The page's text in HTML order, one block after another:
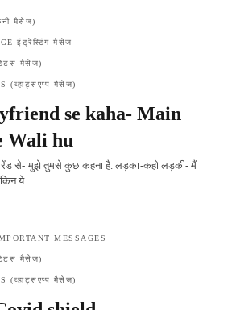
मैसेज)
इंट्रेस्टिंग मैसेज
मैसेज)
(व्हाट्सएप्प मैसेज)
se kaha- Main
Wali hu
से- मुझे तुमसे कुछ कहना है. लड़का-कहो लड़की- मैं
ये…
MESSAGES
मैसेज)
(व्हाट्सएप्प मैसेज)